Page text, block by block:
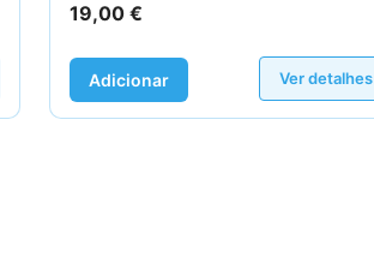
19,00 €
Adicionar Ver detalhes